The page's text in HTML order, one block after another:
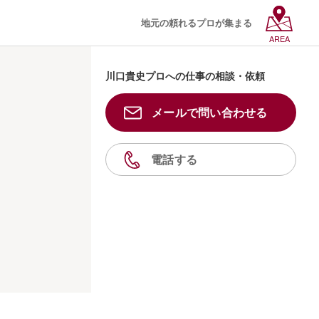
地元の頼れるプロが集まる
AREA
川口貴史プロへの仕事の相談・依頼
メールで問い合わせる
電話する